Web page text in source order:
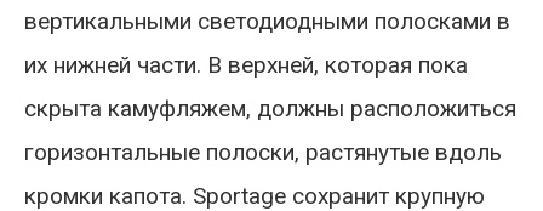
вертикальными светодиодными полосками в
их нижней части. В верхней, которая пока
скрыта камуфляжем, должны расположиться
горизонтальные полоски, растянутые вдоль
кромки капота. Sportage сохранит крупную